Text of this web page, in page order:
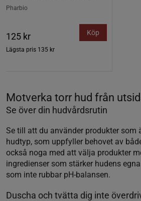
Pharbio
125 kr
Lägsta pris 135 kr
Köp
Motverka torr hud från
Se över din hudvårdsrutin
Se till att du använder produkter som
hudtyp, som uppfyller behovet av
också noga med att välja produkter
ingredienser som stärker hudens
som inte rubbar pH-balansen.
Duscha och tvätta dig inte